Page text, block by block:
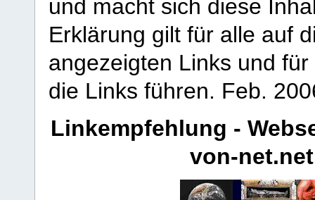
und macht sich diese
Erklärung gilt für alle auf
angezeigten Links und
die Links führen. Feb.
Linkempfehlung -
von-net.net